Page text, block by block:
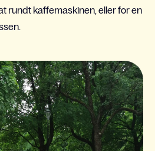
rundt kaffemaskinen, eller for en